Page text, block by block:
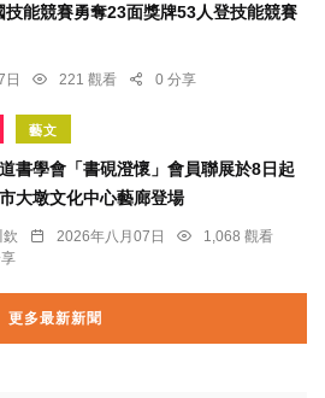
能競賽勇奪23面獎牌53人登技能競賽
日 221 觀看 0 分享
藝文
書學會「書硯澄懷」會員聯展於8日起
大墩文化中心藝廊登場
欽 2026年八月07日
1,068 觀看
更多最新新聞